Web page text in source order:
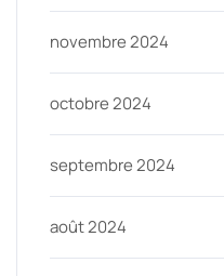
novembre 2024
octobre 2024
septembre 2024
août 2024